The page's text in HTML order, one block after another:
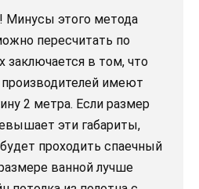
Минусы этого метода
пересчитать по
заключается в том, что
имеют
2 метра. Если размер
эти габариты,
проходить спаечный
ванной лучше